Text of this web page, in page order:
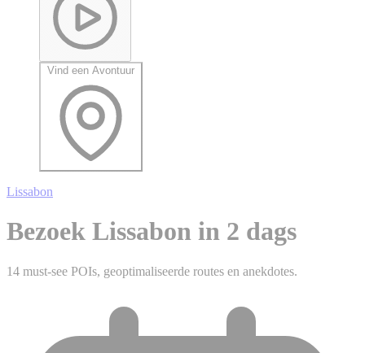
Vind een Avontuur
Lissabon
Bezoek Lissabon in 2 dags
14 must-see POIs, geoptimaliseerde routes en anekdotes.